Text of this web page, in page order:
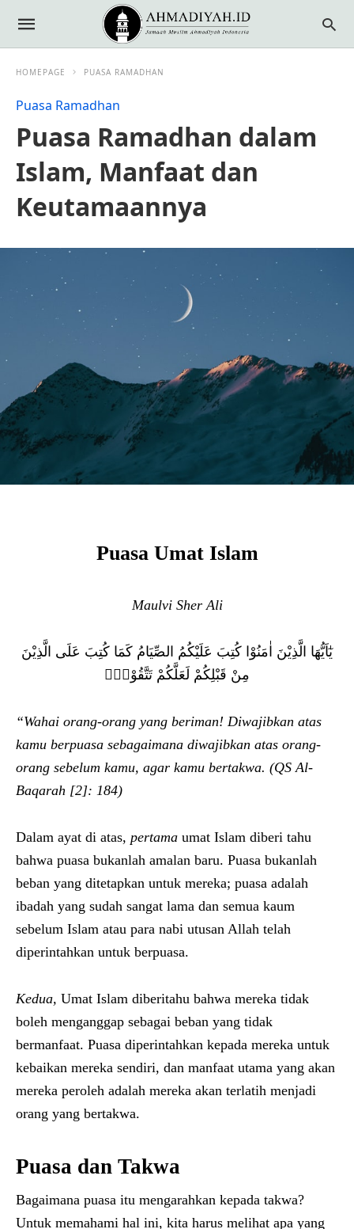
HOMEPAGE PUASA RAMADHAN
Puasa Ramadhan
Puasa Ramadhan dalam
Islam, Manfaat dan
Keutamaannya
Puasa Umat Islam
Maulvi Sher Ali
يٰٓاَيُّهَا الَّذِيْنَ اٰمَنُوْا كُتِبَ عَلَيْكُمُ الصِّيَامُ كَمَا كُتِبَ عَلَى الَّذِيْنَ
مِنْ قَبْلِكُمْ لَعَلَّكُمْ تَتَّقُوْنَۙ
“Wahai orang-orang yang beriman! Diwajibkan atas
kamu berpuasa sebagaimana diwajibkan atas orang-
orang sebelum kamu, agar kamu bertakwa. (QS Al-
Baqarah [2]: 184)
Dalam ayat di atas, pertama umat Islam diberi tahu
bahwa puasa bukanlah amalan baru. Puasa bukanlah
beban yang ditetapkan untuk mereka; puasa adalah
ibadah yang sudah sangat lama dan semua kaum
sebelum Islam atau para nabi utusan Allah telah
diperintahkan untuk berpuasa.
Kedua, Umat Islam diberitahu bahwa mereka tidak
boleh menganggap sebagai beban yang tidak
bermanfaat. Puasa diperintahkan kepada mereka untuk
kebaikan mereka sendiri, dan manfaat utama yang akan
mereka peroleh adalah mereka akan terlatih menjadi
orang yang bertakwa.
Puasa dan Takwa
Bagaimana puasa itu mengarahkan kepada takwa?
Untuk memahami hal ini, kita harus melihat apa yang